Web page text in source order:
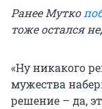
Ранее Мутко
тоже остался
«Ну никакого
мужества
решение – да,